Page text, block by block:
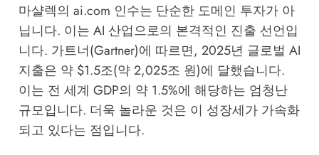
마샬렉의 ai.com 인수는 단순한 도메인 투자가 아
닙니다. 이는 AI 산업으로의 본격적인 진출 선언입
니다. 가트너(Gartner)에 따르면, 2025년 글로벌 AI
지출은 약 $1.5조(약 2,025조 원)에 달했습니다.
이는 전 세계 GDP의 약 1.5%에 해당하는 엄청난
규모입니다. 더욱 놀라운 것은 이 성장세가 가속화
되고 있다는 점입니다.